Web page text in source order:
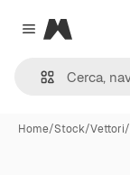
Close menu
Magnific
Home/Stock/Vettori/